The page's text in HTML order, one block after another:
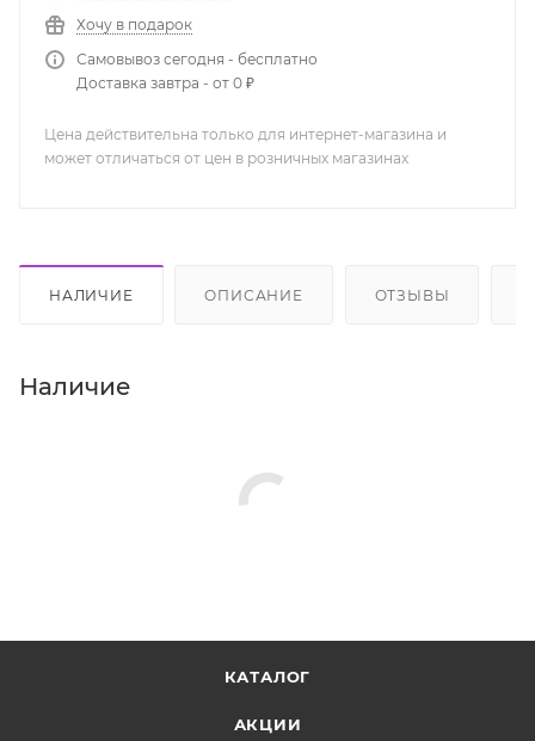
Хочу в подарок
Самовывоз сегодня - бесплатно
Доставка завтра - от 0 ₽
Цена действительна только для интернет-магазина и
может отличаться от цен в розничных магазинах
НАЛИЧИЕ ОПИСАНИЕ ОТЗЫВЫ
Наличие
КАТАЛОГ
АКЦИИ